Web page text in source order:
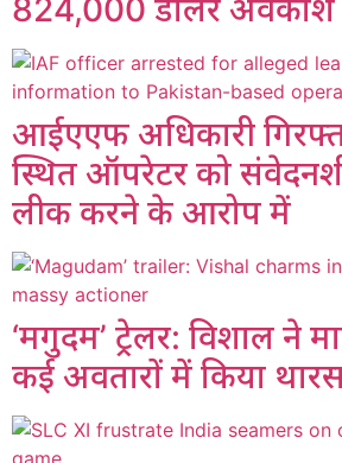
824,000 डॉलर अवकाश
आईएएफ अधिकारी
स्थित ऑपरेटर को
लीक करने के आरोप में
‘मगुदम’ ट्रेलर: विशाल ने
कई अवतारों में किया